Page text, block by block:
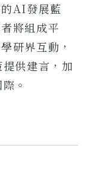
AI發展藍
將組成平
研界互動，
供建言，加
。